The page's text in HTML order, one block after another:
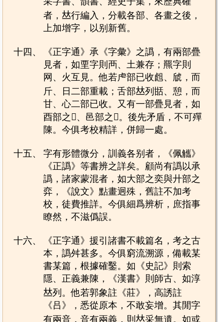
者，𠀤行編入，分載各部、各畫之後，
上加增字，以别新舊。
十四、
《正字通》承《字彙》之譌，有兩部疊
見者，如垔字則襾、土兼存；羆字則
网、火互見。他若虍部已收䖑、䖐，而
斤、日二部重載；舌部𠀤列甛、憩，而
甘、心二部已收。又有一部疊見者，如
酉部之𨠎、邑部之𨜒。後先矛盾，不可殫
陳。今俱考校精詳，併歸一處。
十五、
字有形體微分，訓義各别者，《佩觿》
《正譌》等書辨之詳矣。顧尚有譌以承
譌，諸家蒙混者，如大部之奕與廾部之
弈，《說文》點畫迥殊，舊註不加考
校，徒費推詳。今俱細爲辨析，庶指事
瞭然，不滋僞誤。
十六、
《正字通》援引諸書不載篇名，考之古
本，譌舛甚多。今俱窮流溯源，備載某
書某篇，根據確鑿。如《史記》則索
隱、正義兼陳，《漢書》則師古、如淳
𠀤列。他若郭象註《莊》，高誘註
《吕》，悉從原本，不敢妄增。其閒字
有兩音，音有兩義，則𠀤采無遺。如或